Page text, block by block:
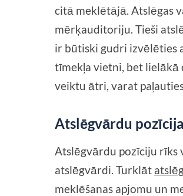
citā meklētājā. Atslēgas
mērķauditoriju. Tieši
ir būtiski gudri izvēlēties
tīmekļa vietni, bet lielākā
veiktu ātri, varat
Atslēgvārdu
Atslēgvārdu pozīciju rīks
atslēgvārdi. Turklāt
meklēšanas apjomu un